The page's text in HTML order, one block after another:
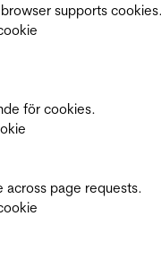
supports
för cookies.
across page requests.